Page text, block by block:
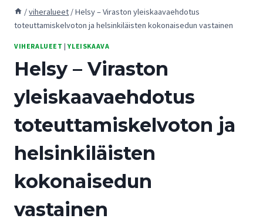
/viheralueet /Helsy – Viraston yleiskaavaehdotus
toteuttamiskelvoton ja helsinkiläisten kokonaisedun vastainen
VIHERALUEET |YLEISKAAVA
Helsy – Viraston
yleiskaavaehdotus
toteuttamiskelvoton ja
helsinkiläisten
kokonaisedun
vastainen